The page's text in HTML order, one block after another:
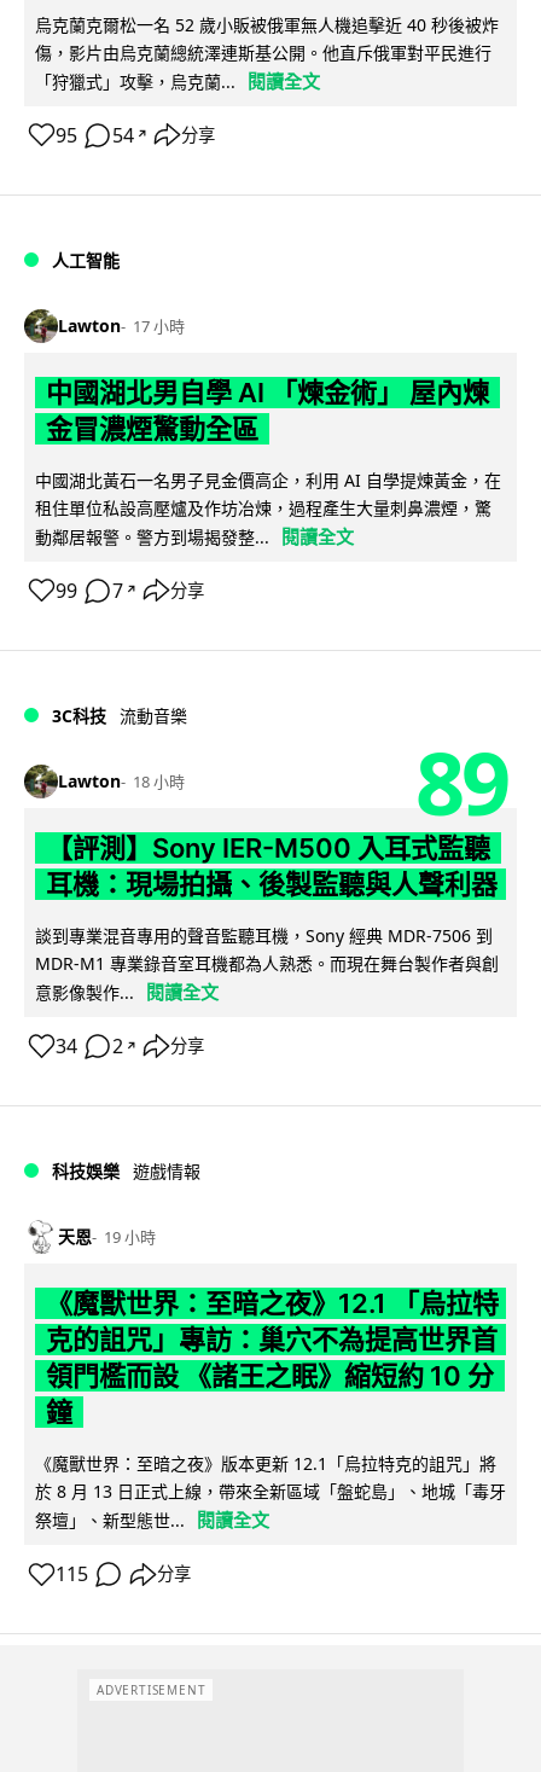
烏克蘭克爾松一名 52 歲小販被俄軍無人機追擊近 40 秒後被炸
傷，影片由烏克蘭總統澤連斯基公開。他直斥俄軍對平民進行
「狩獵式」攻擊，烏克蘭...
閱讀全文
95 54 ↗ 分享
人工智能
Lawton 17 小時
中國湖北男自學 AI 「煉金術」 屋內煉
金冒濃煙驚動全區
中國湖北黃石一名男子見金價高企，利用 AI 自學提煉黃金，在
租住單位私設高壓爐及作坊冶煉，過程產生大量刺鼻濃煙，驚
動鄰居報警。警方到場揭發整...
閱讀全文
99 7 ↗ 分享
3C科技 流動音樂
Lawton 18 小時 89
【評測】Sony IER-M500 入耳式監聽
耳機：現場拍攝、後製監聽與人聲利器
談到專業混音專用的聲音監聽耳機，Sony 經典 MDR-7506 到
MDR-M1 專業錄音室耳機都為人熟悉。而現在舞台製作者與創
意影像製作...
閱讀全文
34 2 ↗ 分享
科技娛樂 遊戲情報
天恩 19 小時
《魔獸世界：至暗之夜》12.1 「烏拉特
克的詛咒」專訪：巢穴不為提高世界首
領門檻而設 《諸王之眠》縮短約 10 分
鐘
《魔獸世界：至暗之夜》版本更新 12.1「烏拉特克的詛咒」將
於 8 月 13 日正式上線，帶來全新區域「盤蛇島」、地城「毒牙
祭壇」、新型態世...
閱讀全文
115 分享
ADVERTISEMENT